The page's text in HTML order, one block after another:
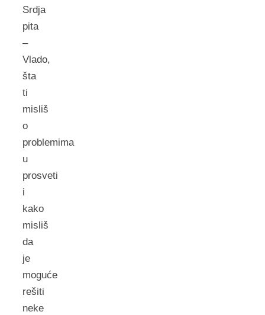
Srdja
pita
–
Vlado,
šta
ti
misliš
o
problemima
u
prosveti
i
kako
misliš
da
je
moguće
rešiti
neke